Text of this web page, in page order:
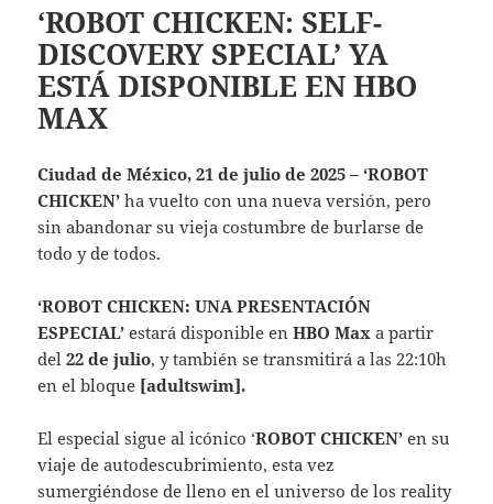
‘ROBOT CHICKEN: SELF-
DISCOVERY SPECIAL’ YA
ESTÁ DISPONIBLE EN HBO
MAX
Ciudad de México, 21 de julio de 2025 – ‘ROBOT
CHICKEN’ha vuelto con una nueva versión, pero
sin abandonar su vieja costumbre de burlarse de
todo y de todos.
‘ROBOT CHICKEN: UNA PRESENTACIÓN
ESPECIAL’estará disponible en HBO Maxa partir
del22 de julio, y también se transmitirá a las 22:10h
en el bloque [adultswim].
El especial sigue al icónico ‘ROBOT CHICKEN’ en su
viaje de autodescubrimiento, esta vez
sumergiéndose de lleno en el universo de los reality